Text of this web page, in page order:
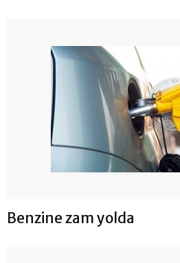
Benzine zam yolda